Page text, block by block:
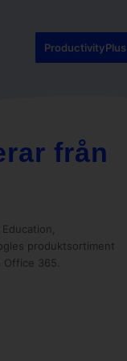
ProductivityPlus
från
produktsortiment
365.